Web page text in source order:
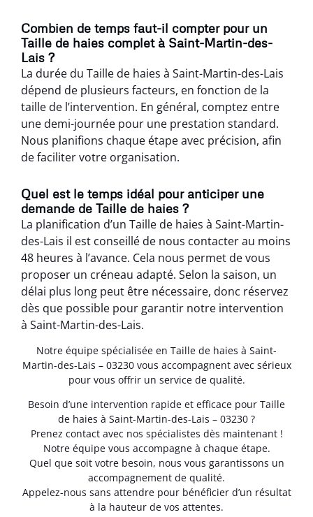
Combien de temps faut-il compter pour un
Taille de haies complet à Saint-Martin-des-
Lais ?
La durée du Taille de haies à Saint-Martin-des-Lais
dépend de plusieurs facteurs, en fonction de la
taille de l’intervention. En général, comptez entre
une demi-journée pour une prestation standard.
Nous planifions chaque étape avec précision, afin
de faciliter votre organisation.
Quel est le temps idéal pour anticiper une
demande de Taille de haies ?
La planification d’un Taille de haies à Saint-Martin-
des-Lais il est conseillé de nous contacter au moins
48 heures à l’avance. Cela nous permet de vous
proposer un créneau adapté. Selon la saison, un
délai plus long peut être nécessaire, donc réservez
dès que possible pour garantir notre intervention
à Saint-Martin-des-Lais.
Notre équipe spécialisée en Taille de haies à Saint-
Martin-des-Lais – 03230 vous accompagnent avec sérieux
pour vous offrir un service de qualité.
Besoin d’une intervention rapide et efficace pour Taille
de haies à Saint-Martin-des-Lais – 03230 ?
Prenez contact avec nos spécialistes dès maintenant !
Notre équipe vous accompagne à chaque étape.
Quel que soit votre besoin, nous vous garantissons un
accompagnement de qualité.
Appelez-nous sans attendre pour bénéficier d’un résultat
à la hauteur de vos attentes.